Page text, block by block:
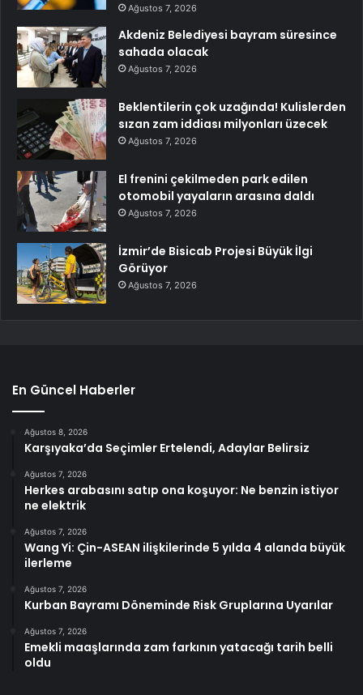
Ağustos 7, 2026
Akdeniz Belediyesi bayram süresince
sahada olacak
Ağustos 7, 2026
Beklentilerin çok uzağında! Kulislerden
sızan zam iddiası milyonları üzecek
Ağustos 7, 2026
El frenini çekilmeden park edilen
otomobil yayaların arasına daldı
Ağustos 7, 2026
İzmir’de Bisicab Projesi Büyük İlgi
Görüyor
Ağustos 7, 2026
En Güncel Haberler
Ağustos 8, 2026
Karşıyaka’da Seçimler Ertelendi, Adaylar Belirsiz
Ağustos 7, 2026
Herkes arabasını satıp ona koşuyor: Ne benzin istiyor
ne elektrik
Ağustos 7, 2026
Wang Yi: Çin-ASEAN ilişkilerinde 5 yılda 4 alanda büyük
ilerleme
Ağustos 7, 2026
Kurban Bayramı Döneminde Risk Gruplarına Uyarılar
Ağustos 7, 2026
Emekli maaşlarında zam farkının yatacağı tarih belli
oldu